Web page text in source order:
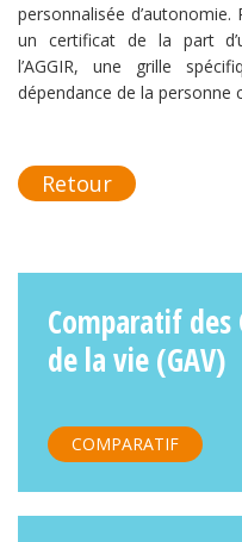
personnalisée
un certificat de la part
l’AGGIR, une grille
dépendance de la personne
Retour
Comparatif des
de la vie (GAV)
COMPARATIF